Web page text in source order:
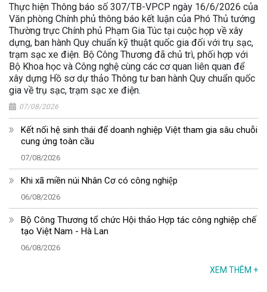
Thực hiện Thông báo số 307/TB-VPCP ngày 16/6/2026 của
Văn phòng Chính phủ thông báo kết luận của Phó Thủ tướng
Thường trực Chính phủ Phạm Gia Túc tại cuộc họp về xây
dựng, ban hành Quy chuẩn kỹ thuật quốc gia đối với trụ sạc,
trạm sạc xe điện. Bộ Công Thương đã chủ trì, phối hợp với
Bộ Khoa học và Công nghệ cùng các cơ quan liên quan để
xây dựng Hồ sơ dự thảo Thông tư ban hành Quy chuẩn quốc
gia về trụ sạc, trạm sạc xe điện.
07/08/2026
Kết nối hệ sinh thái để doanh nghiệp Việt tham gia sâu chuỗi
cung ứng toàn cầu
07/08/2026
Khi xã miền núi Nhân Cơ có công nghiệp
06/08/2026
Bộ Công Thương tổ chức Hội thảo Hợp tác công nghiệp chế
tạo Việt Nam - Hà Lan
06/08/2026
XEM THÊM +